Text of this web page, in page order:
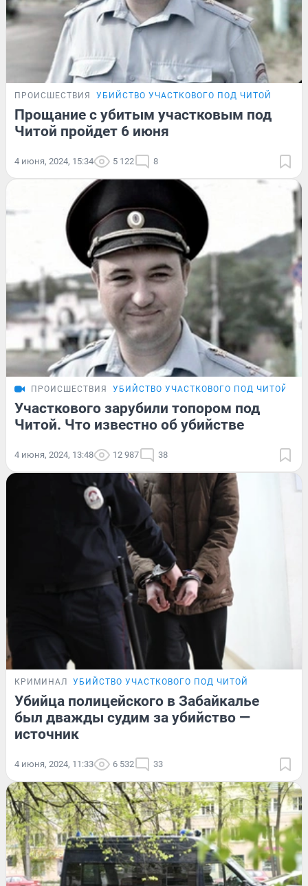
ПРОИСШЕСТВИЯ УБИЙСТВО УЧАСТКОВОГО ПОД ЧИТОЙ
Прощание с убитым участковым под
Читой пройдет 6 июня
4 июня, 2024, 15:34 5 122 8
ПРОИСШЕСТВИЯ УБИЙСТВО УЧАСТКОВОГО ПОД ЧИТОЙ
Участкового зарубили топором под
Читой. Что известно об убийстве
4 июня, 2024, 13:48 12 987 38
КРИМИНАЛ УБИЙСТВО УЧАСТКОВОГО ПОД ЧИТОЙ
Убийца полицейского в Забайкалье
был дважды судим за убийство —
источник
4 июня, 2024, 11:33 6 532 33